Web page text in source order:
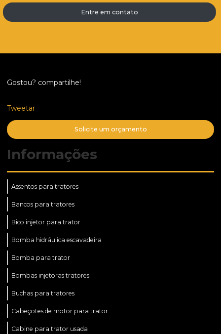
Entre em contato
Gostou? compartilhe!
Tweetar
Solicite um orçamento
Informações
Assentos para tratores
Bancos para tratores
Bico injetor para trator
Bomba hidráulica escavadeira
Bomba para trator
Bombas injetoras tratores
Buchas para tratores
Cabeçotes de motor para trator
Cabine para trator usada